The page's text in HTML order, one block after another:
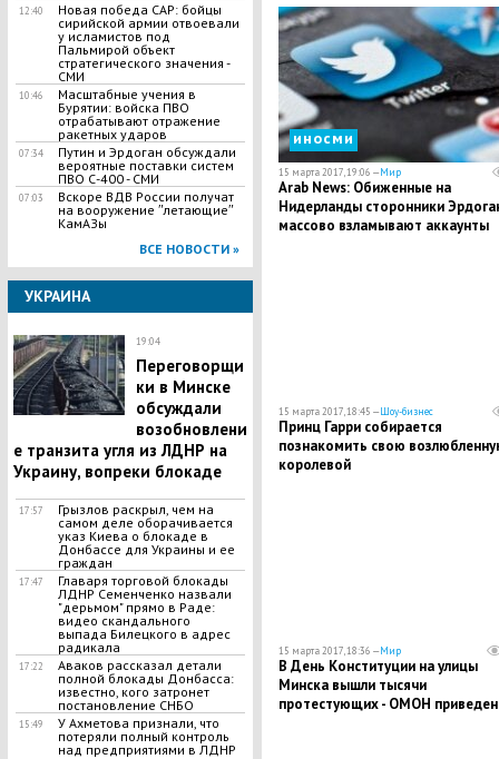
12:40
Новая победа САР: бойцы
сирийской армии отвоевали
у исламистов под
Пальмирой объект
стратегического значения -
СМИ
10:46
Масштабные учения в
Бурятии: войска ПВО
отрабатывают отражение
ракетных ударов
07:34
Путин и Эрдоган обсуждали
вероятные поставки систем
ПВО С-400 - СМИ
07:03
Вскоре ВДВ России получат
на вооружение ʺлетающиеʺ
КамАЗы
ВСЕ НОВОСТИ »
УКРАИНА
19:04
Переговорщи
ки в Минске
обсуждали
возобновлени
е транзита угля из ЛДНР на
Украину, вопреки блокаде
17:57
Грызлов раскрыл, чем на
самом деле оборачивается
указ Киева о блокаде в
Донбассе для Украины и ее
граждан
17:47
Главаря торговой блокады
ЛДНР Семенченко назвали
"дерьмом" прямо в Раде:
видео скандального
выпада Билецкого в адрес
радикала
17:22
Аваков рассказал детали
полной блокады Донбасса:
известно, кого затронет
постановление СНБО
15:49
У Ахметова признали, что
потеряли полный контроль
над предприятиями в ЛДНР
иносми
15 марта 2017, 19:06 —Мир
Arab News: Обиженные на
Нидерланды сторонники
массово взламывают аккаунты
15 марта 2017, 18:45 —Шоу-бизнес
Принц Гарри собирается
познакомить свою
королевой
15 марта 2017, 18:36 —Мир
В День Конституции на улицы
Минска вышли тысячи
протестующих - ОМОН